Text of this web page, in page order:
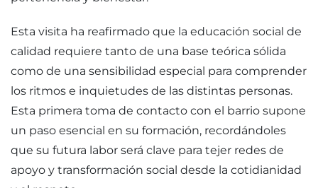
Esta visita ha reafirmado que la educación social de
calidad requiere tanto de una base teórica sólida
como de una sensibilidad especial para comprender
los ritmos e inquietudes de las distintas personas.
Esta primera toma de contacto con el barrio supone
un paso esencial en su formación, recordándoles
que su futura labor será clave para tejer redes de
apoyo y transformación social desde la cotidianidad